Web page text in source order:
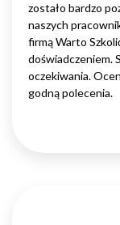
zostało bardzo
naszych
firmą Warto
doświadczeniem.
oczekiwania.
godną polecenia.